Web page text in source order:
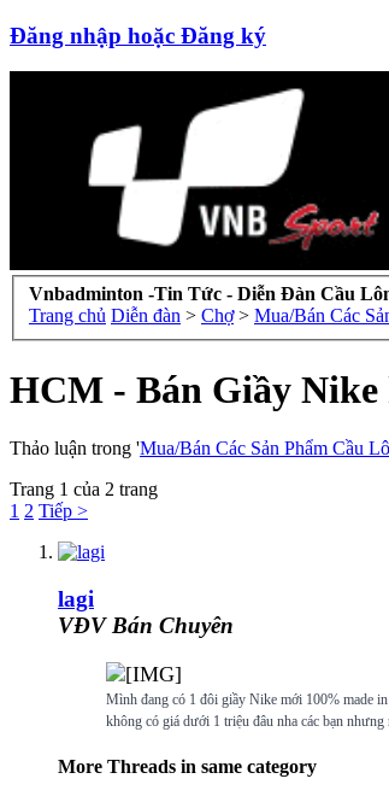
Đăng nhập hoặc Đăng ký
Vnbadminton -Tin Tức - Diễn Đàn Cầu
Trang chủ Diễn đàn > Chợ > Mua/Bán Các
HCM - Bán Giầy Nike
Thảo luận trong 'Mua/Bán Các Sản Phẩm Cầu
Trang 1 của 2 trang
1 2 Tiếp >
lagi
VĐV Bán Chuyên
Mình đang có 1 đôi giầy Nike mới 100% made
không có giá dưới 1 triệu đâu nha các bạn
More Threads in same category